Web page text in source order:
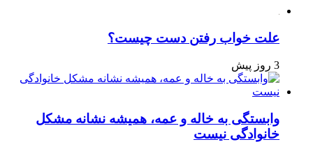
علت خواب رفتن دست چیست؟
3 روز پیش
وابستگی به خاله و عمه، همیشه نشانه مشکل
خانوادگی نیست